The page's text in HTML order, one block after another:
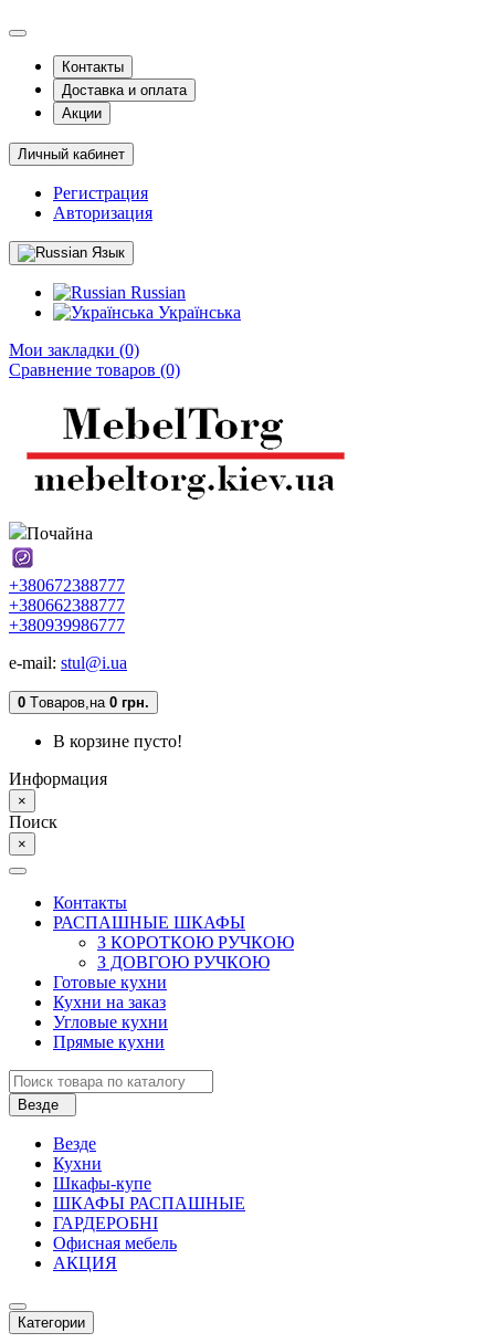
Контакты
Доставка и оплата
Акции
Личный кабинет
Регистрация
Авторизация
Язык
Russian
Українська
Мои закладки (0)
Сравнение товаров (0)
Почайна
+380672388777
+380662388777
+380939986777
e-mail: stul@i.ua
0 Tоваров,на 0 грн.
В корзине пусто!
Информация
×
Поиск
×
Контакты
РАСПАШНЫЕ ШКАФЫ
З КОРОТКОЮ РУЧКОЮ
З ДОВГОЮ РУЧКОЮ
Готовые кухни
Кухни на заказ
Угловые кухни
Прямые кухни
Везде
Везде
Кухни
Шкафы-купе
ШКАФЫ РАСПАШНЫЕ
ГАРДЕРОБНІ
Офисная мебель
АКЦИЯ
Категории